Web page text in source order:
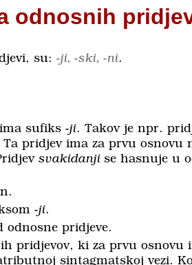
odnosnih
su: -ji, -ski, -ni.
sufiks -ji. Takov je npr.
pridjev ima za prvu osnovu
svakidanji se hasnuje u
-ji.
odnosne pridjeve.
pridjevov, ki za prvu osnovu
sintagmatskoj vezi.